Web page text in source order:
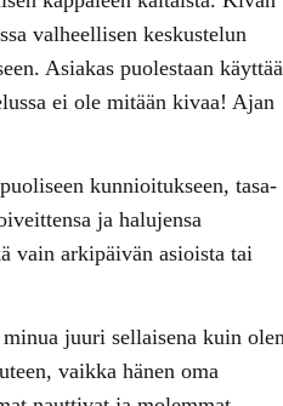
valheellisen keskustelun
Asiakas puolestaan käyttää
ei ole mitään kivaa! Ajan
kunnioitukseen, tasa-
ja halujensa
vain arkipäivän asioista tai
juuri sellaisena kuin olen
vaikka hänen oma